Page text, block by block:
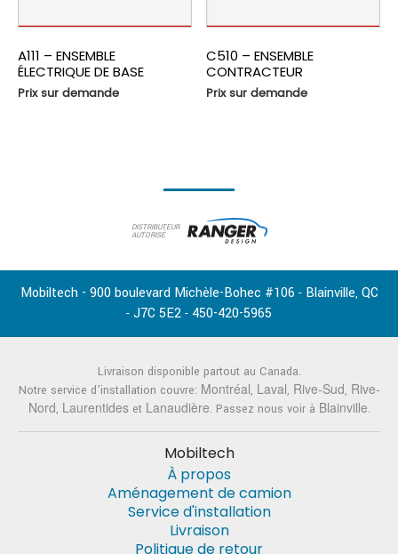
A111 – ENSEMBLE
ÉLECTRIQUE DE BASE
Prix sur demande
C510 – ENSEMBLE
CONTRACTEUR
Prix sur demande
DISTRIBUTEUR
AUTORISÉ
Mobiltech - 900 boulevard Michèle-Bohec #106 - Blainville, QC
- J7C 5E2 - 450-420-5965
Livraison disponible partout au Canada.
Notre service d'installation couvre: Montréal, Laval, Rive-Sud, Rive-
Nord, Laurentideset Lanaudière. Passez nous voir à Blainville.
Mobiltech
À propos
Aménagement de camion
Service d'installation
Livraison
Politique de retour